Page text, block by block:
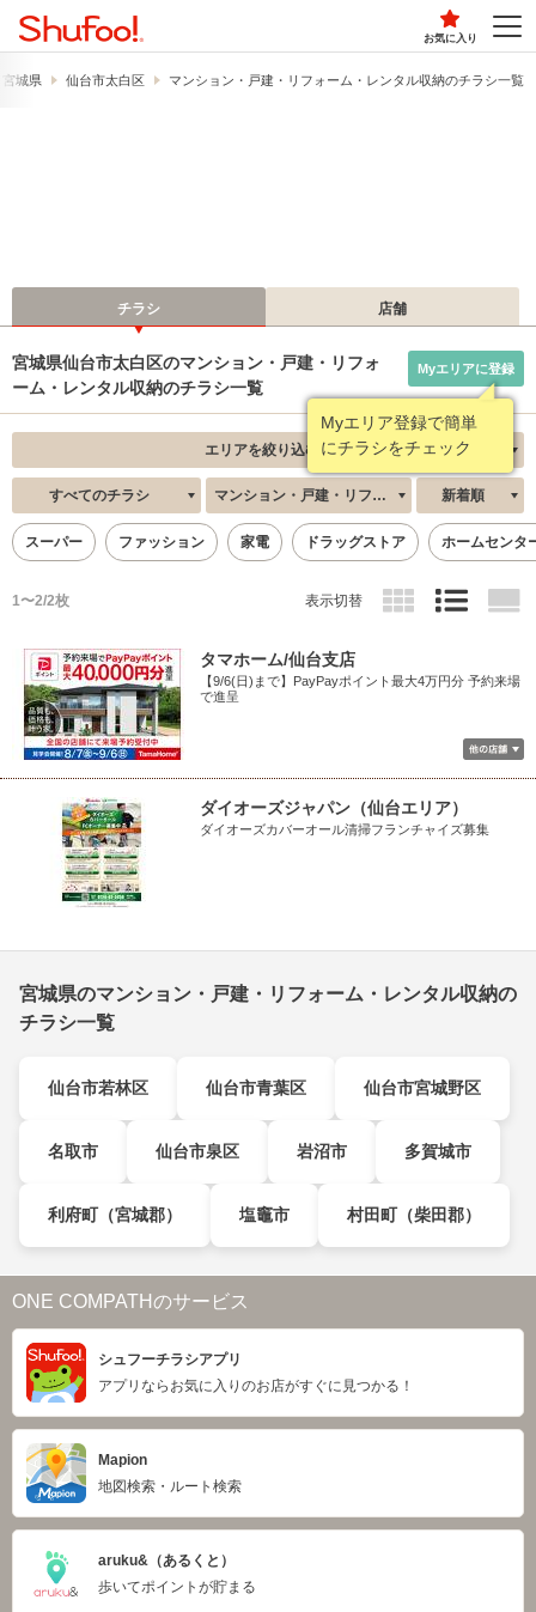
お気に入り
宮城県 仙台市太白区 マンション・戸建・リフォーム・レンタル収納のチラシ一覧
チラシ 店舗
宮城県仙台市太白区のマンション・戸建・リフォ
ーム・レンタル収納のチラシ一覧
Myエリア登録で簡単
にチラシをチェック
Myエリアに登録
エリアを絞り込む
すべてのチラシ マンション・戸建・リフォーム・レンタル収納 新着順
スーパー ファッション 家電 ドラッグストア ホームセンタ
1〜2/2枚 表示切替
タマホーム/仙台支店
【9/6(日)まで】PayPayポイント最大4万円分 予約来場
で進呈
ダイオーズジャパン（仙台エリア）
ダイオーズカバーオール清掃フランチャイズ募集
宮城県のマンション・戸建・リフォーム・レンタル収納の
チラシ一覧
仙台市若林区 仙台市青葉区 仙台市宮城野区
名取市 仙台市泉区 岩沼市 多賀城市
利府町（宮城郡） 塩竈市 村田町（柴田郡）
ONE COMPATHのサービス
シュフーチラシアプリ
アプリならお気に入りのお店がすぐに見つかる！
Mapion
地図検索・ルート検索
aruku&（あるくと）
歩いてポイントが貯まる